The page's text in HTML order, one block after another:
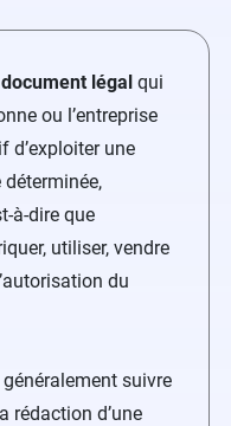
légal qui
ou l’entreprise
d’exploiter une
à-dire que
utiliser, vendre
du
suivre
rédaction d’une